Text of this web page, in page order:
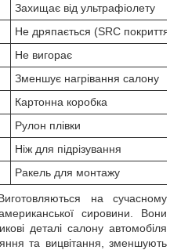
Захищає від ультрафіолету
Не дряпається (SRC покриття)
Не вигорає
Зменшує нагрівання салону
Картонна коробка
Рулон плівки
Ніж для підрізування
Ракель для монтажу
на сучасному
сировини. Вони
деталі салону автомобіля
та вицвітання, зменшують